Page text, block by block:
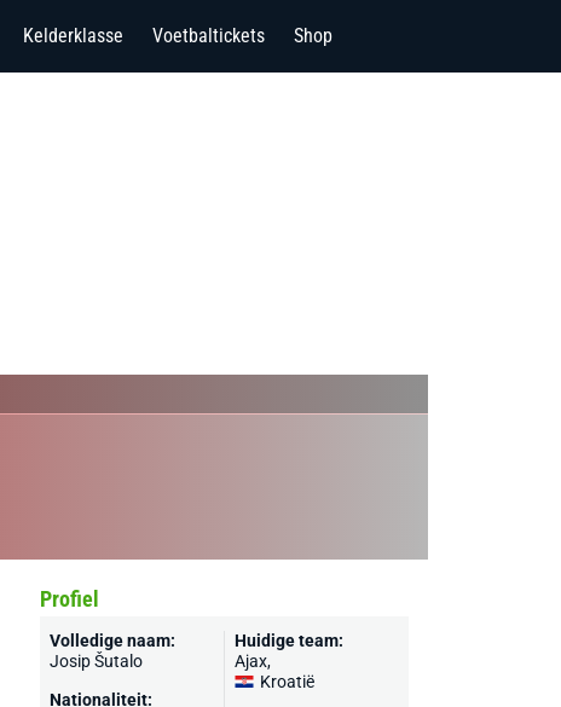
Kelderklasse Voetbaltickets Shop
Profiel
Volledige naam:
Josip Šutalo
Nationaliteit:
Huidige team:
Ajax,
Kroatië